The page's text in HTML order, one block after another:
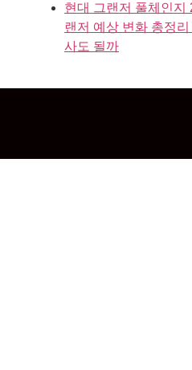
현대 그랜저 풀체인지
랜저 예상 변화 총정
사도 될까